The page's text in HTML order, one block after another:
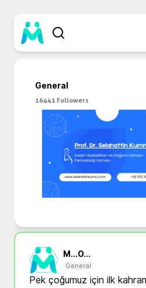
General
16441 Followers
M...O...
General
Pek çoğumuz için ilk